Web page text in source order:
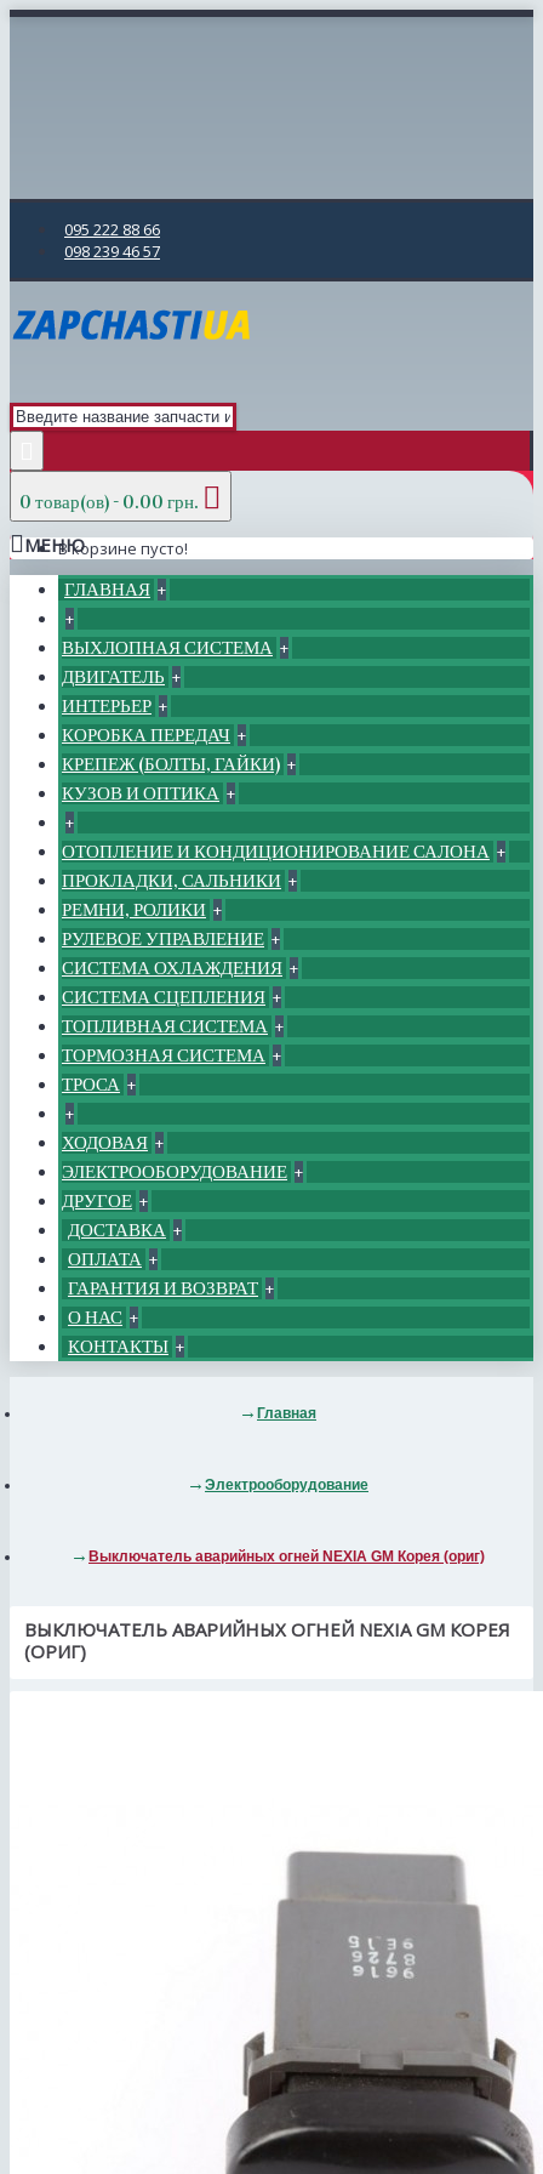
095 222 88 66
098 239 46 57
0 товар(ов) - 0.00 грн.
В корзине пусто!
МЕНЮ
ГЛАВНАЯ +
+
ВЫХЛОПНАЯ СИСТЕМА +
ДВИГАТЕЛЬ +
ИНТЕРЬЕР +
КОРОБКА ПЕРЕДАЧ +
КРЕПЕЖ (БОЛТЫ, ГАЙКИ) +
КУЗОВ И ОПТИКА +
+
ОТОПЛЕНИЕ И КОНДИЦИОНИРОВАНИЕ САЛОНА +
ПРОКЛАДКИ, САЛЬНИКИ +
РЕМНИ, РОЛИКИ +
РУЛЕВОЕ УПРАВЛЕНИЕ +
СИСТЕМА ОХЛАЖДЕНИЯ +
СИСТЕМА СЦЕПЛЕНИЯ +
ТОПЛИВНАЯ СИСТЕМА +
ТОРМОЗНАЯ СИСТЕМА +
ТРОСА +
+
ХОДОВАЯ +
ЭЛЕКТРООБОРУДОВАНИЕ +
ДРУГОЕ +
ДОСТАВКА +
ОПЛАТА +
ГАРАНТИЯ И ВОЗВРАТ +
О НАС +
КОНТАКТЫ +
Главная
Электрооборудование
Выключатель аварийных огней NEXIA GM Корея (ориг)
ВЫКЛЮЧАТЕЛЬ АВАРИЙНЫХ ОГНЕЙ NEXIA GM КОРЕЯ
(ОРИГ)